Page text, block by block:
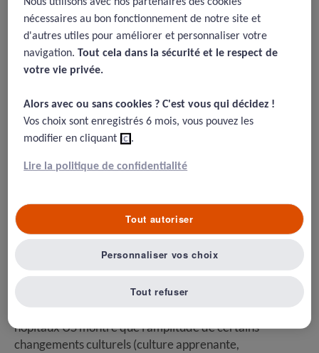
29/08/2018
Mannion R, Smith J. Hospital culture and clinical performance:
where next? BMJ Qual Saf
quelques années, mais quels sont les résultats objectifs
des actions d’amélioration de la culture ? Une revue de
question récente a montré des liens objectifs avec les
résultats cliniques (Braithwaite et al, BMJ open 2017).
Certaines études récentes confortent ce travail.
Notamment, une étude réalisée sur 2 ans dans 10
hôpitaux US montre que l’amplitude de certains
changements culturels (culture apprenante,
nécessaires au bon fonctionnement de notre site et
d'autres utiles pour améliorer et personnaliser votre
navigation.Tout cela dans la sécurité et le respect de
votre vie privée.​
Alors avec ou sans cookies ? C'est vous qui décidez !​
Vos choix sont enregistrés 6 mois, vous pouvez les
modifier en cliquant ici.
Lire la politique de confidentialité
Tout refuser
Tout autoriser
Personnaliser vos choix